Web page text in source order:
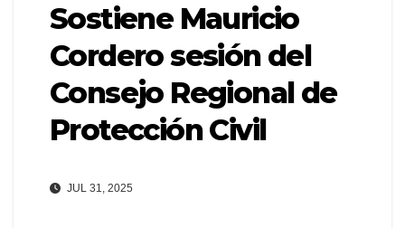
Sostiene Mauricio
Cordero sesión del
Consejo Regional de
Protección Civil
JUL 31, 2025